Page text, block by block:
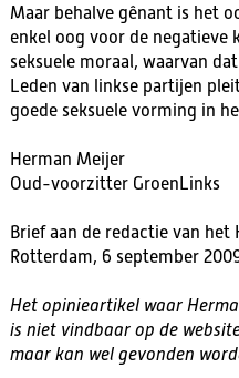
Maar behalve gênant is het
enkel oog voor de negatieve
seksuele moraal, waarvan
Leden van linkse partijen
goede seksuele vorming in
Herman Meijer
Oud-voorzitter GroenLinks
Brief aan de redactie van het
Rotterdam, 6 september
Het opinieartikel waar
is niet vindbaar op de
maar kan wel gevonden